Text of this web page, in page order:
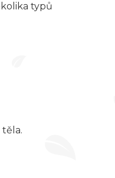
typů